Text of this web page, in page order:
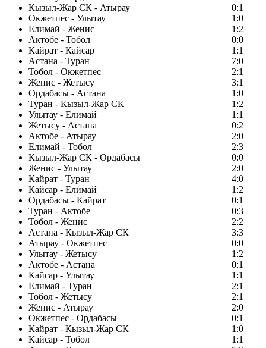
Кызыл-Жар СК - Атырау
0:1
Окжетпес - Улытау
1:0
Елимай - Женис
1:2
Актобе - Тобол
0:0
Кайрат - Кайсар
1:1
Астана - Туран
7:0
Тобол - Окжетпес
2:1
Женис - Жетысу
3:1
Ордабасы - Астана
1:0
Туран - Кызыл-Жар СК
1:2
Улытау - Елимай
1:1
Жетысу - Астана
0:2
Актобе - Атырау
2:0
Елимай - Тобол
2:3
Кызыл-Жар СК - Ордабасы
0:0
Женис - Улытау
2:0
Кайрат - Туран
4:0
Кайсар - Елимай
1:2
Ордабасы - Кайрат
0:1
Туран - Актобе
0:3
Тобол - Женис
2:2
Астана - Кызыл-Жар СК
3:3
Атырау - Окжетпес
0:0
Улытау - Жетысу
1:2
Актобе - Астана
0:1
Кайсар - Улытау
1:1
Елимай - Туран
2:1
Тобол - Жетысу
2:1
Женис - Атырау
2:0
Окжетпес - Ордабасы
0:1
Кайрат - Кызыл-Жар СК
1:0
Кайсар - Тобол
1:1